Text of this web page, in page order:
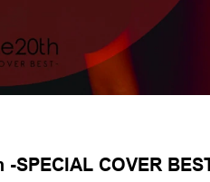
SPECIAL COVER